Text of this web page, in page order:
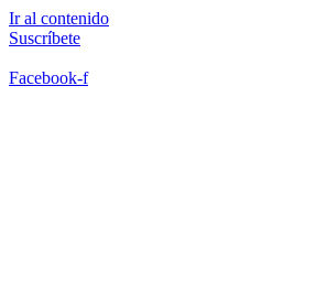
Ir al contenido
Suscríbete
Facebook-f